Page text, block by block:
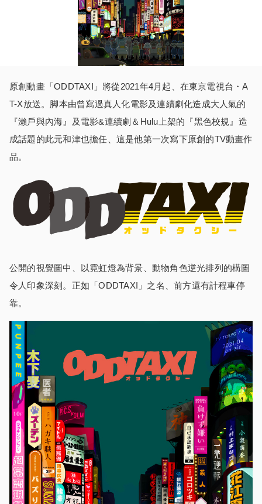
原創動畫「ODDTAXI」將從2021年4月起、在東京電視台・A
T-X放送。脚本由曾寫過真人化電影及連續劇化造成大人氣的
『瀨戶與內海』及電影&連續劇＆Hulu上架的『黑色校規』造
成話題的此元和津也擔任、這是他第一次寫下原創的TV動畫作
品。
公開的視覺圖中、以霓虹燈為背景、動物角色逆光排列的構圖
令人印象深刻。正如「ODDTAXI」之名、前方還有計程車停
靠。